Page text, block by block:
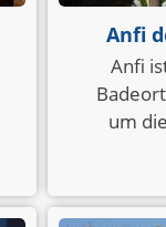
Anfi
Anfi
um